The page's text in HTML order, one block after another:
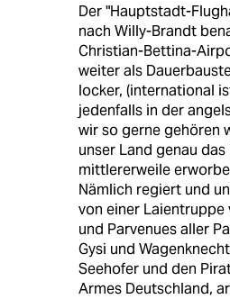
Der "Hauptstadt-
nach Willy-Brandt
Christian-Bettina-
weiter als
locker, (international
jedenfalls in der
wir so gerne gehören
unser Land genau
mittlererweile
Nämlich regiert und
von einer
und Parvenues aller
Gysi und
Seehofer und den
Armes Deutschland,